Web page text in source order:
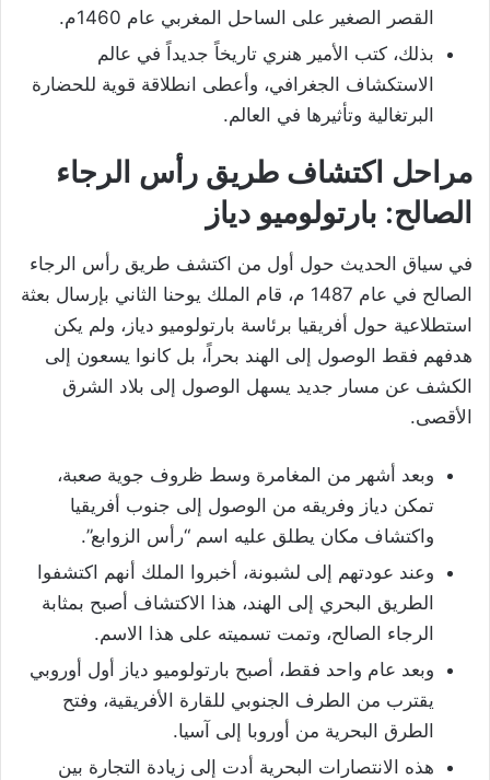
القصر الصغير على الساحل المغربي عام 1460م.
بذلك، كتب الأمير هنري تاريخاً جديداً في عالم
الاستكشاف الجغرافي، وأعطى انطلاقة قوية للحضارة
البرتغالية وتأثيرها في العالم.
مراحل اكتشاف طريق رأس الرجاء
الصالح: بارتولوميو دياز
في سياق الحديث حول أول من اكتشف طريق رأس الرجاء
الصالح في عام 1487 م، قام الملك يوحنا الثاني بإرسال بعثة
استطلاعية حول أفريقيا برئاسة بارتولوميو دياز، ولم يكن
هدفهم فقط الوصول إلى الهند بحراً، بل كانوا يسعون إلى
الكشف عن مسار جديد يسهل الوصول إلى بلاد الشرق
الأقصى.
وبعد أشهر من المغامرة وسط ظروف جوية صعبة،
تمكن دياز وفريقه من الوصول إلى جنوب أفريقيا
واكتشاف مكان يطلق عليه اسم “رأس الزوابع”.
وعند عودتهم إلى لشبونة، أخبروا الملك أنهم اكتشفوا
الطريق البحري إلى الهند، هذا الاكتشاف أصبح بمثابة
الرجاء الصالح، وتمت تسميته على هذا الاسم.
وبعد عام واحد فقط، أصبح بارتولوميو دياز أول أوروبي
يقترب من الطرف الجنوبي للقارة الأفريقية، وفتح
الطرق البحرية من أوروبا إلى آسيا.
هذه الانتصارات البحرية أدت إلى زيادة التجارة بين